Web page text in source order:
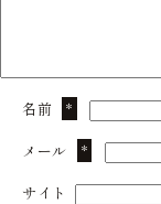
名前 *
メール *
サイト